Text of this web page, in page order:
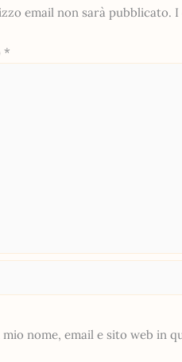
email non sarà pubblicato. I
*
mio nome, email e sito web in